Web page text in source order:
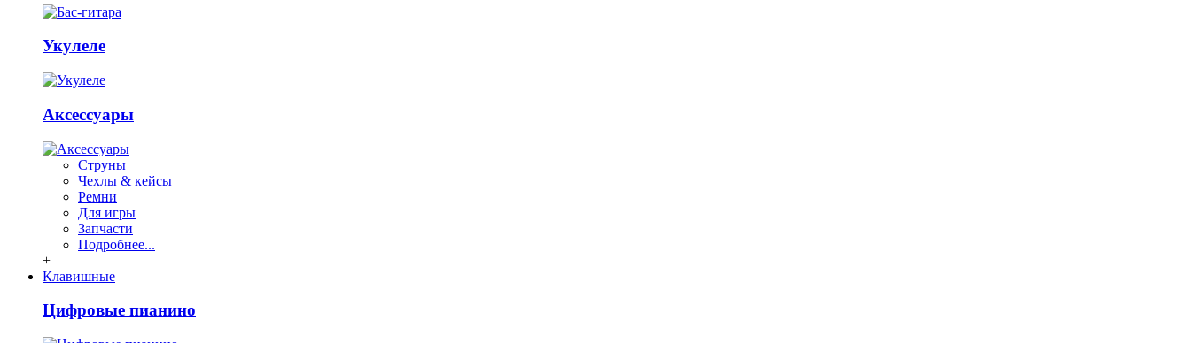
Укулеле
Аксессуары
Струны
Чехлы & кейсы
Ремни
Для игры
Запчасти
Подробнее...
+
Клавишные
Цифровые пианино